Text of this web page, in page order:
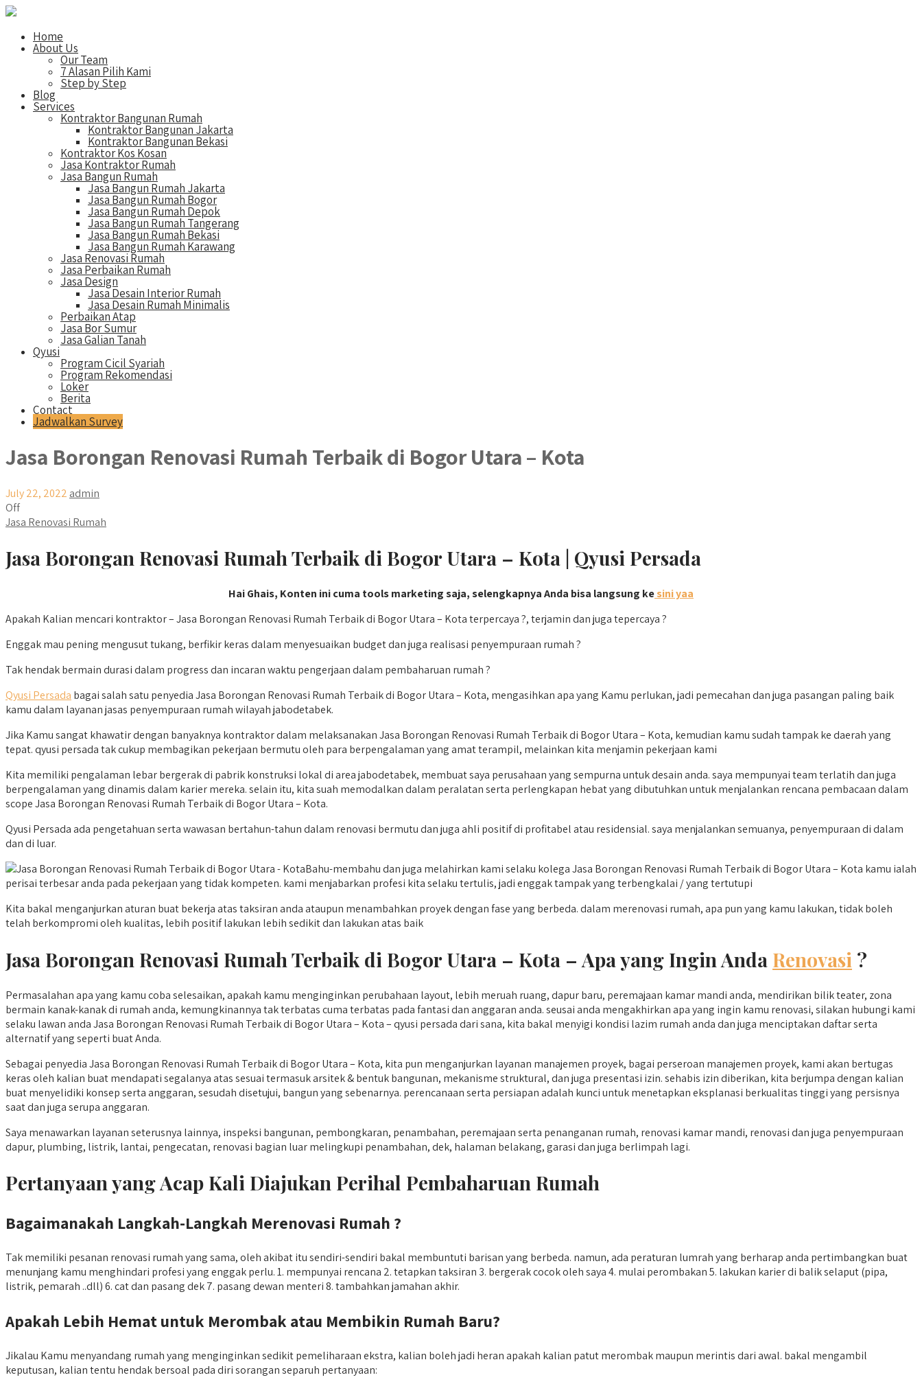
Home
About Us
Our Team
7 Alasan Pilih Kami
Step by Step
Blog
Services
Kontraktor Bangunan Rumah
Kontraktor Bangunan Jakarta
Kontraktor Bangunan Bekasi
Kontraktor Kos Kosan
Jasa Kontraktor Rumah
Jasa Bangun Rumah
Jasa Bangun Rumah Jakarta
Jasa Bangun Rumah Bogor
Jasa Bangun Rumah Depok
Jasa Bangun Rumah Tangerang
Jasa Bangun Rumah Bekasi
Jasa Bangun Rumah Karawang
Jasa Renovasi Rumah
Jasa Perbaikan Rumah
Jasa Design
Jasa Desain Interior Rumah
Jasa Desain Rumah Minimalis
Perbaikan Atap
Jasa Bor Sumur
Jasa Galian Tanah
Qyusi
Program Cicil Syariah
Program Rekomendasi
Loker
Berita
Contact
Jadwalkan Survey
Jasa Borongan Renovasi Rumah Terbaik di Bogor Utara – Kota
July 22, 2022 admin
Off
Jasa Renovasi Rumah
Jasa Borongan Renovasi Rumah Terbaik di Bogor Utara – Kota | Qyusi Persada
Hai Ghais, Konten ini cuma tools marketing saja, selengkapnya Anda bisa langsung kesini yaa
Apakah Kalian mencari kontraktor – Jasa Borongan Renovasi Rumah Terbaik di Bogor Utara – Kota terpercaya ?, terjamin dan juga tepercaya ?
Enggak mau pening mengusut tukang, berfikir keras dalam menyesuaikan budget dan juga realisasi penyempuraan rumah ?
Tak hendak bermain durasi dalam progress dan incaran waktu pengerjaan dalam pembaharuan rumah ?
Qyusi Persada bagai salah satu penyedia Jasa Borongan Renovasi Rumah Terbaik di Bogor Utara – Kota, mengasihkan apa yang Kamu perlukan, jadi pemecahan dan juga pasangan paling baik
kamu dalam layanan jasas penyempuraan rumah wilayah jabodetabek.
Jika Kamu sangat khawatir dengan banyaknya kontraktor dalam melaksanakan Jasa Borongan Renovasi Rumah Terbaik di Bogor Utara – Kota, kemudian kamu sudah tampak ke daerah yang
tepat. qyusi persada tak cukup membagikan pekerjaan bermutu oleh para berpengalaman yang amat terampil, melainkan kita menjamin pekerjaan kami
Kita memiliki pengalaman lebar bergerak di pabrik konstruksi lokal di area jabodetabek, membuat saya perusahaan yang sempurna untuk desain anda. saya mempunyai team terlatih dan juga
berpengalaman yang dinamis dalam karier mereka. selain itu, kita suah memodalkan dalam peralatan serta perlengkapan hebat yang dibutuhkan untuk menjalankan rencana pembacaan dalam
scope Jasa Borongan Renovasi Rumah Terbaik di Bogor Utara – Kota.
Qyusi Persada ada pengetahuan serta wawasan bertahun-tahun dalam renovasi bermutu dan juga ahli positif di profitabel atau residensial. saya menjalankan semuanya, penyempuraan di dalam
dan di luar.
Bahu-membahu dan juga melahirkan kami selaku kolega Jasa Borongan Renovasi Rumah Terbaik di Bogor Utara – Kota kamu ialah
perisai terbesar anda pada pekerjaan yang tidak kompeten. kami menjabarkan profesi kita selaku tertulis, jadi enggak tampak yang terbengkalai / yang tertutupi
Kita bakal menganjurkan aturan buat bekerja atas taksiran anda ataupun menambahkan proyek dengan fase yang berbeda. dalam merenovasi rumah, apa pun yang kamu lakukan, tidak boleh
telah berkompromi oleh kualitas, lebih positif lakukan lebih sedikit dan lakukan atas baik
Jasa Borongan Renovasi Rumah Terbaik di Bogor Utara – Kota – Apa yang Ingin Anda Renovasi ?
Permasalahan apa yang kamu coba selesaikan, apakah kamu menginginkan perubahaan layout, lebih meruah ruang, dapur baru, peremajaan kamar mandi anda, mendirikan bilik teater, zona
bermain kanak-kanak di rumah anda, kemungkinannya tak terbatas cuma terbatas pada fantasi dan anggaran anda. seusai anda mengakhirkan apa yang ingin kamu renovasi, silakan hubungi kami
selaku lawan anda Jasa Borongan Renovasi Rumah Terbaik di Bogor Utara – Kota – qyusi persada dari sana, kita bakal menyigi kondisi lazim rumah anda dan juga menciptakan daftar serta
alternatif yang seperti buat Anda.
Sebagai penyedia Jasa Borongan Renovasi Rumah Terbaik di Bogor Utara – Kota, kita pun menganjurkan layanan manajemen proyek, bagai perseroan manajemen proyek, kami akan bertugas
keras oleh kalian buat mendapati segalanya atas sesuai termasuk arsitek & bentuk bangunan, mekanisme struktural, dan juga presentasi izin. sehabis izin diberikan, kita berjumpa dengan kalian
buat menyelidiki konsep serta anggaran, sesudah disetujui, bangun yang sebenarnya. perencanaan serta persiapan adalah kunci untuk menetapkan eksplanasi berkualitas tinggi yang persisnya
saat dan juga serupa anggaran.
Saya menawarkan layanan seterusnya lainnya, inspeksi bangunan, pembongkaran, penambahan, peremajaan serta penanganan rumah, renovasi kamar mandi, renovasi dan juga penyempuraan
dapur, plumbing, listrik, lantai, pengecatan, renovasi bagian luar melingkupi penambahan, dek, halaman belakang, garasi dan juga berlimpah lagi.
Pertanyaan yang Acap Kali Diajukan Perihal Pembaharuan Rumah
Bagaimanakah Langkah-Langkah Merenovasi Rumah ?
Tak memiliki pesanan renovasi rumah yang sama, oleh akibat itu sendiri-sendiri bakal membuntuti barisan yang berbeda. namun, ada peraturan lumrah yang berharap anda pertimbangkan buat
menunjang kamu menghindari profesi yang enggak perlu. 1. mempunyai rencana 2. tetapkan taksiran 3. bergerak cocok oleh saya 4. mulai perombakan 5. lakukan karier di balik selaput (pipa,
listrik, pemarah ..dll) 6. cat dan pasang dek 7. pasang dewan menteri 8. tambahkan jamahan akhir.
Apakah Lebih Hemat untuk Merombak atau Membikin Rumah Baru?
Jikalau Kamu menyandang rumah yang menginginkan sedikit pemeliharaan ekstra, kalian boleh jadi heran apakah kalian patut merombak maupun merintis dari awal. bakal mengambil
keputusan, kalian tentu hendak bersoal pada diri sorangan separuh pertanyaan: